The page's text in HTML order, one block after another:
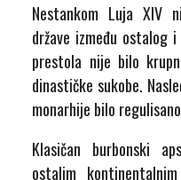
Nestankom Luja XIV
države između ostalog
prestola nije bilo
dinastičke sukobe.
monarhije bilo
Klasičan burbonski
ostalim